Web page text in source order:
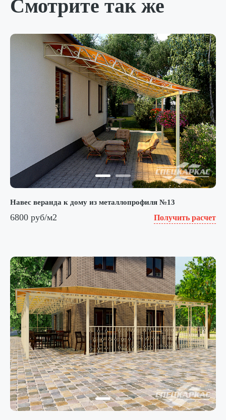
Смотрите так же
Навес веранда к дому из металлопрофиля №13
6800 руб/м2 Получить расчет